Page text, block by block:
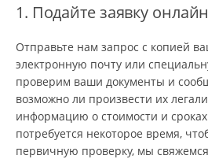
1. Подайте заявку онлайн
Отправьте нам запрос с копией
электронную почту или
проверим ваши документы и
возможно ли произвести их
информацию о стоимости и
потребуется некоторое время,
первичную проверку, мы